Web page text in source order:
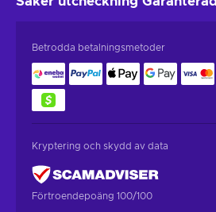
Betrodda betalningsmetoder
Kryptering och skydd av data
Förtroendepoäng 100/100